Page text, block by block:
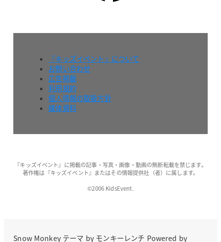
『キッズイベント』について
お問い合わせ
広告掲載
利用規約
個人情報の取扱方針
媒体資料
『キッズイベント』に掲載の記事・写真・画像・動画の無断転載を禁じます。
著作権は『キッズイベント』またはその情報提供社（者）に属します。
©2006 KidsEvent.
Snow Monkeyテーマ by モンキーレンチ Powered by